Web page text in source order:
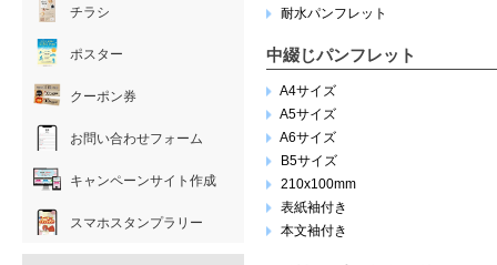
耐水パンフレット
中綴じパンフレット
A4サイズ
A5サイズ
A6サイズ
B5サイズ
210x100mm
表紙袖付き
本文袖付き
チラシ
ポスター
クーポン券
お問い合わせフォーム
キャンペーンサイト作成
スマホスタンプラリー